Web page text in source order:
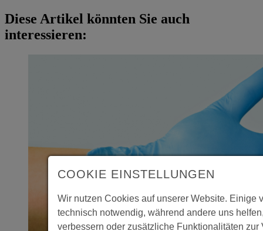
Diese Artikel könnten Sie auch
interessieren:
COOKIE EINSTELLUNGEN
Wir nutzen Cookies auf unserer Website. Einige
technisch notwendig, während andere uns
verbessern oder zusätzliche Funktionalitäten zur